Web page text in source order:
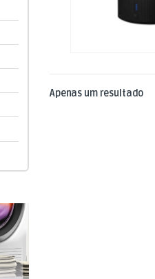
Apenas um resultado